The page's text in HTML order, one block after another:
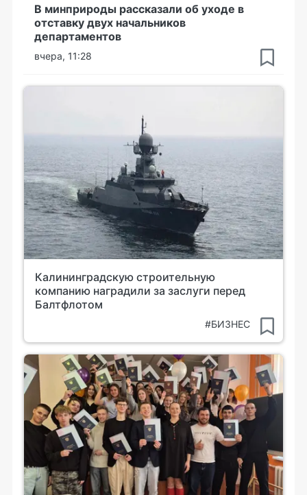
В минприроды рассказали об уходе в
отставку двух начальников
департаментов
вчера, 11:28
Калининградскую строительную
компанию наградили за заслуги перед
Балтфлотом
#БИЗНЕС